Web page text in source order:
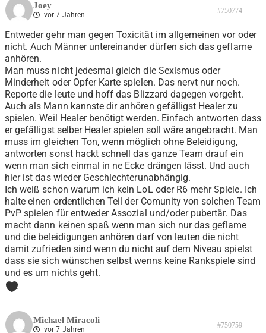
Joey
vor 7 Jahren #750774
Entweder gehr man gegen Toxicität im allgemeinen vor oder
nicht. Auch Männer untereinander dürfen sich das geflame
anhören.
Man muss nicht jedesmal gleich die Sexismus oder
Minderheit oder Opfer Karte spielen. Das nervt nur noch.
Reporte die leute und hoff das Blizzard dagegen vorgeht.
Auch als Mann kannste dir anhören gefälligst Healer zu
spielen. Weil Healer benötigt werden. Einfach antworten dass
er gefälligst selber Healer spielen soll wäre angebracht. Man
muss im gleichen Ton, wenn möglich ohne Beleidigung,
antworten sonst hackt schnell das ganze Team drauf ein
wenn man sich einmal in ne Ecke drängen lässt. Und auch
hier ist das wieder Geschlechterunabhängig.
Ich weiß schon warum ich kein LoL oder R6 mehr Spiele. Ich
halte einen ordentlichen Teil der Comunity von solchen Team
PvP spielen für entweder Assozial und/oder pubertär. Das
macht dann keinen spaß wenn man sich nur das geflame
und die beleidigungen anhören darf von leuten die nicht
damit zufrieden sind wenn du nicht auf dem Niveau spielst
dass sie sich wünschen selbst wenns keine Rankspiele sind
und es um nichts geht.
1
Michael Miracoli
vor 7 Jahren #750759